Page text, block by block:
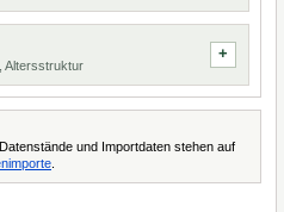
Altersstruktur
und Importdaten stehen auf